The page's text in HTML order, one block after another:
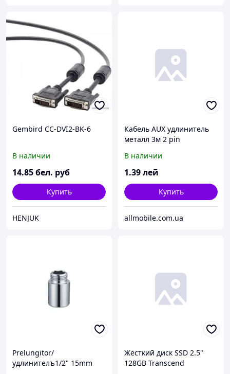
Gembird CC-DVI2-BK-6
В наличии
14.85бел. руб
Купить
HENJUK
Кабель AUX удлинитель
металл 3м 2 pin
В наличии
1.39лей
Купить
allmobile.com.ua
Prelungitor/
удлинителъ1/2" 15mm
Жесткий диск SSD 2.5"
128GB Transcend